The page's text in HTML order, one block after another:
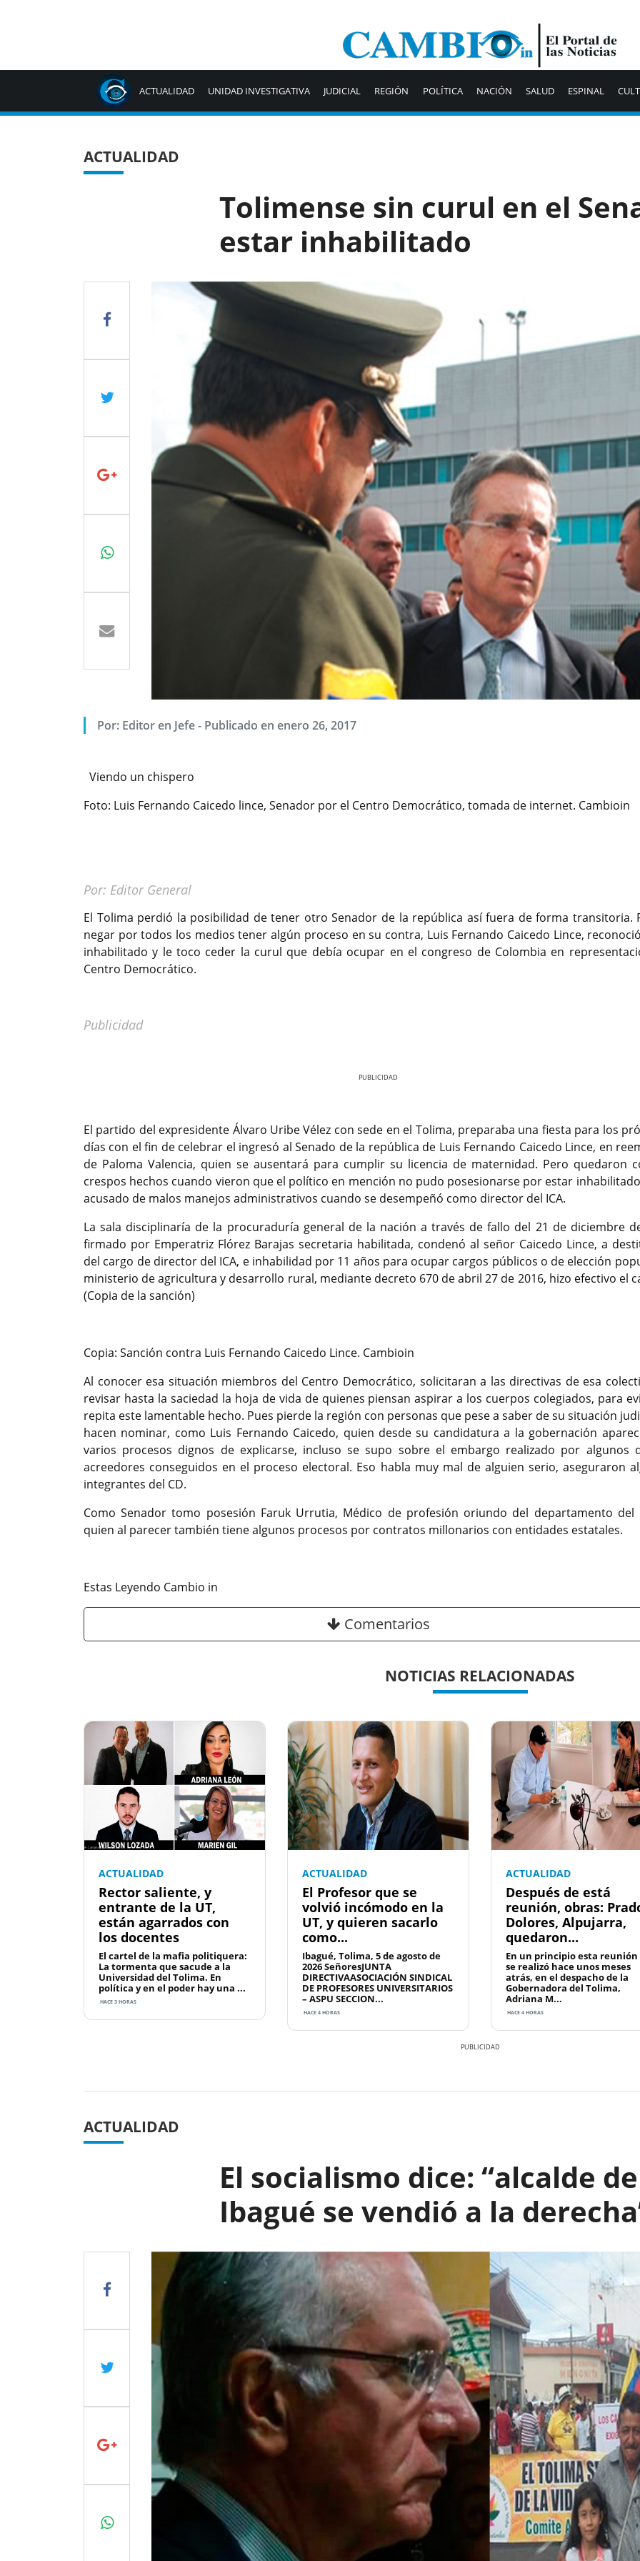
ACTUALIDAD UNIDAD INVESTIGATIVA JUDICIAL REGIÓN POLÍTICA NACIÓN SALUD ESPINAL
ACTUALIDAD
Tolimense sin curul en el
estar inhabilitado
Por: Editor en Jefe - Publicado en enero 26, 2017
Viendo un chispero
Foto: Luis Fernando Caicedo lince, Senador por el Centro Democrático, tomada de internet. Cambioin
Por: Editor General
El Tolima perdió la posibilidad de tener otro Senador de la república así fuera de forma transitoria.
negar por todos los medios tener algún proceso en su contra, Luis Fernando Caicedo Lince,
inhabilitado y le toco ceder la curul que debía ocupar en el congreso de Colombia en
Centro Democrático.
Publicidad
El partido del expresidente Álvaro Uribe Vélez con sede en el Tolima, preparaba una fiesta para los
días con el fin de celebrar el ingresó al Senado de la república de Luis Fernando Caicedo Lince, en
de Paloma Valencia, quien se ausentará para cumplir su licencia de maternidad. Pero quedaron
crespos hechos cuando vieron que el político en mención no pudo posesionarse por estar
acusado de malos manejos administrativos cuando se desempeñó como director del ICA.
La sala disciplinaría de la procuraduría general de la nación a través de fallo del 21 de diciembre
firmado por Emperatriz Flórez Barajas secretaria habilitada, condenó al señor Caicedo Lince, a
del cargo de director del ICA, e inhabilidad por 11 años para ocupar cargos públicos o de elección
ministerio de agricultura y desarrollo rural, mediante decreto 670 de abril 27 de 2016, hizo efectivo el
(Copia de la sanción)
Copia: Sanción contra Luis Fernando Caicedo Lince. Cambioin
Al conocer esa situación miembros del Centro Democrático, solicitaran a las directivas de esa
revisar hasta la saciedad la hoja de vida de quienes piensan aspirar a los cuerpos colegiados, para
repita este lamentable hecho. Pues pierde la región con personas que pese a saber de su situación
hacen nominar, como Luis Fernando Caicedo, quien desde su candidatura a la gobernación
varios procesos dignos de explicarse, incluso se supo sobre el embargo realizado por algunos
acreedores conseguidos en el proceso electoral. Eso habla muy mal de alguien serio, aseguraron
integrantes del CD.
Como Senador tomo posesión Faruk Urrutia, Médico de profesión oriundo del departamento del
quien al parecer también tiene algunos procesos por contratos millonarios con entidades estatales.
Estas Leyendo Cambio in
Comentarios
NOTICIAS RELACIONADAS
ACTUALIDAD
Rector saliente, y
entrante de la UT,
están agarrados con
los docentes
El cartel de la mafia politiquera:
La tormenta que sacude a la
Universidad del Tolima. En
política y en el poder hay una ...
HACE 3 HORAS
ACTUALIDAD
El Profesor que se
volvió incómodo en la
UT, y quieren sacarlo
como...
Ibagué, Tolima, 5 de agosto de
2026 SeñoresJUNTA
DIRECTIVAASOCIACIÓN SINDICAL
DE PROFESORES UNIVERSITARIOS
– ASPU SECCION...
HACE 4 HORAS
ACTUALIDAD
Después de está
reunión, obras:
Dolores, Alpujarra,
quedaron...
En un principio esta reunión
se realizó hace unos meses
atrás, en el despacho de la
Gobernadora del Tolima,
Adriana M...
HACE 4 HORAS
ACTUALIDAD
El socialismo dice: “alcalde de
Ibagué se vendió a la